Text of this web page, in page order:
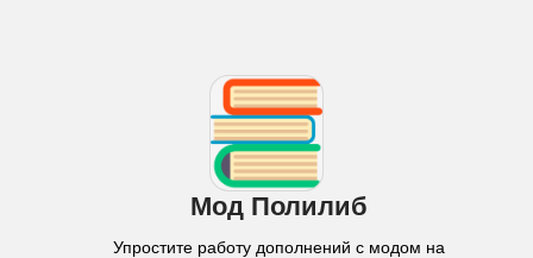
Мод Полилиб
Упростите работу дополнений с модом на